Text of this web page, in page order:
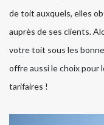
de toit auxquels, elles
auprès de ses clients.
votre toit sous les
offre aussi le choix pour
tarifaires !